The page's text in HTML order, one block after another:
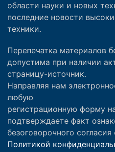
области науки и новых
последние новости
техники.
Перепечатка материалов
допустима при наличии
страницу-источник.
Направляя нам
любую
регистрационную форму
подтверждаете факт
безоговорочного
Политикой